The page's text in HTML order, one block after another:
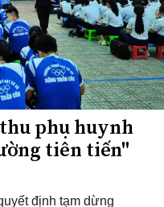
phụ huynh
tiên tiến"
định tạm dừng